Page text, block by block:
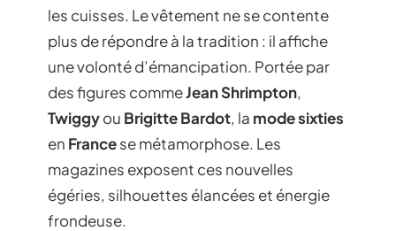
les cuisses. Le vêtement ne se contente
plus de répondre à la tradition : il affiche
une volonté d’émancipation. Portée par
des figures commeJean Shrimpton,
Twiggyou Brigitte Bardot, la mode sixties
en Francese métamorphose. Les
magazines exposent ces nouvelles
égéries, silhouettes élancées et énergie
frondeuse.